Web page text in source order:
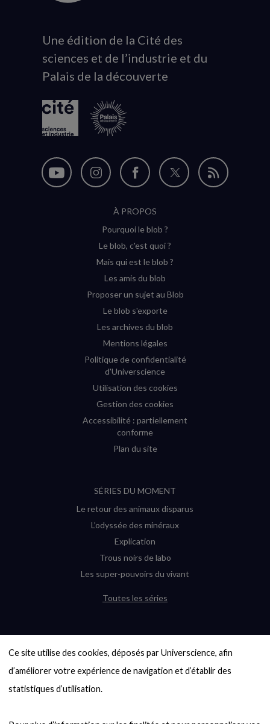
Ce site utilise des cookies, déposés par Universcience, afin
d’améliorer votre expérience de navigation et d’établir des
statistiques d’utilisation.
Animation
du
logo
Une édition de la Cité des
sciences et de l’industrie et du
Palais de la découverte
Nous
Nous
Instagram
(nouvelle
Nous
sur
Facebook
(nouvelle
Nous
Flux
À PROPOS
Pourquoi le blob ?
Le blob, c'est quoi ?
Mais qui est le blob ?
Les amis du blob
Proposer un sujet au Blob
Le blob s'exporte
Les archives du blob
Mentions légales
Politique de confidentialité
d'Universcience
Utilisation des cookies
Gestion des cookies
Accessibilité : partiellement
conforme
Plan du site
SÉRIES DU MOMENT
Le retour des animaux disparus
L’odyssée des minéraux
Explication
Trous noirs de labo
Les super-pouvoirs du vivant
Toutes les séries
6000 exoplanètes, et pas de « Terre »
en vue ?
Quel avenir pour les cryptos ?